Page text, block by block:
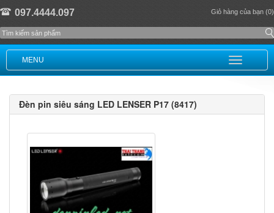
097.4444.097 Giỏ hàng của bạn (0)
MENU
Đèn pin siêu sáng LED LENSER P17 (8417)